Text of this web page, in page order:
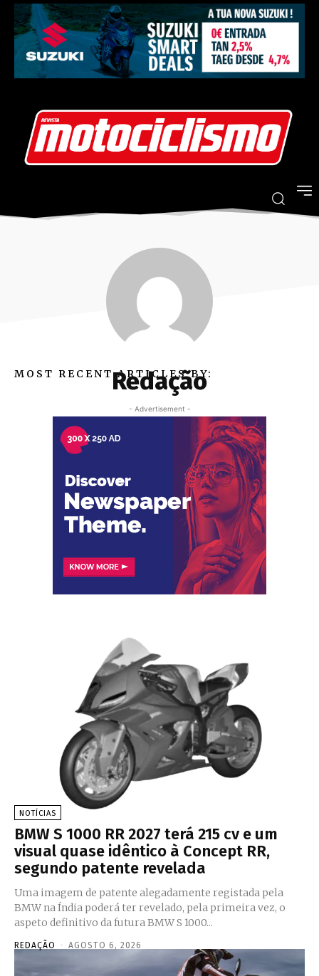
MOST RECENT ARTICLES BY:
Redação
- Advertisement -
NOTÍCIAS
BMW S 1000 RR 2027 terá 215 cv e um
visual quase idêntico à Concept RR,
segundo patente revelada
Uma imagem de patente alegadamente registada pela
BMW na Índia poderá ter revelado, pela primeira vez, o
aspeto definitivo da futura BMW S 1000...
REDAÇÃO - AGOSTO 6, 2026